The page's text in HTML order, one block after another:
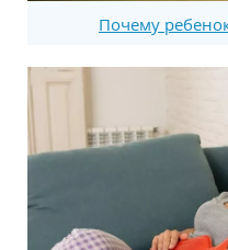
Почему